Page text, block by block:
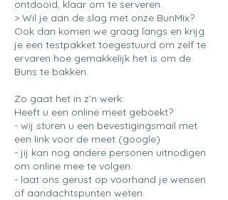
ontdooid, klaar om te serveren.
> Wil je aan de slag met onze BunMix?
Ook dan komen we graag langs en krijg
je een testpakket toegestuurd om zelf te
ervaren hoe gemakkelijk het is om de
Buns te bakken.
Zo gaat het in z’n werk:
Heeft u een online meet geboekt?
- wij sturen u een bevestigingsmail met
een link voor de meet (google)
- jij kan nog andere personen uitnodigen
om online mee te volgen.
- laat ons gerust op voorhand je wensen
of aandachtspunten weten.